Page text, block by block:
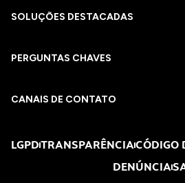
SOLUÇÕES DESTACADAS
PERGUNTAS CHAVES​
CANAIS DE CONTATO
LGPDTRANSPARÊNCIACÓDIGO
DENÚNCIA